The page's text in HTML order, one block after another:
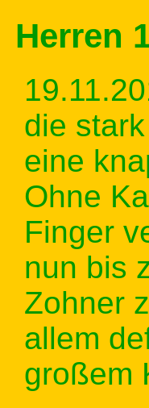
Herren
die
eine
Ohne
Finger
nun bis
Zohner
allem
großem